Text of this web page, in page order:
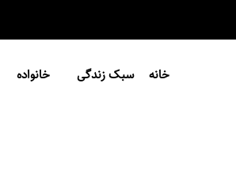
خانه سبک زندگی خانواده